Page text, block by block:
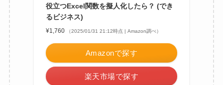
役立つExcel関数を擬人化したら？ (でき
るビジネス)
¥1,760 （2025/01/31 21:12時点 | Amazon調べ）
Amazonで探す
楽天市場で探す